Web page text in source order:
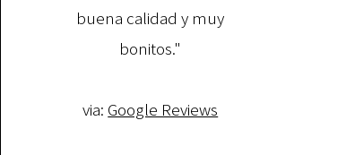
buena calidad y muy
bonitos."
via: Google Reviews